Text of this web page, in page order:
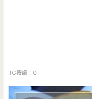
TG按讚：0